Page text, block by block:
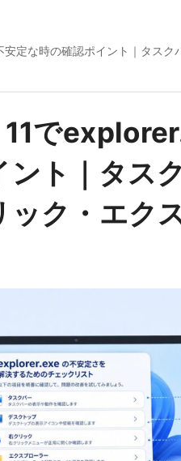
定な時の確認ポイント｜タス
で
ント｜タス
ック・エク